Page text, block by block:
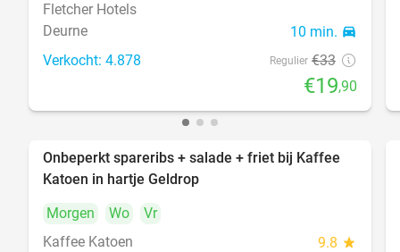
Fletcher Hotels
Deurne
10 min. directions_car
Verkocht: 4.878 Regulier €33
€19,90
27%
Onbeperkt spareribs + salade + friet bij Kaffee
Katoen in hartje Geldrop
Morgen
Wo
Vr
Kaffee Katoen
9.8 star